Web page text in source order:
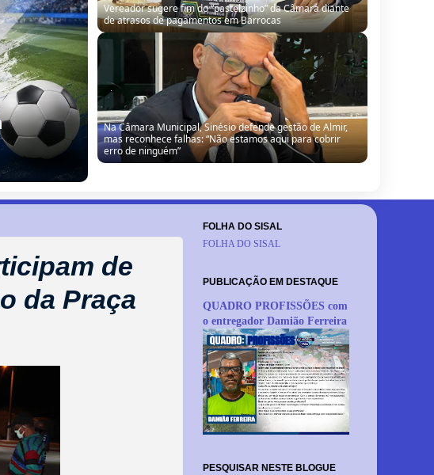
Vereador sugere fim do “pastelzinho” da Câmara diante
de atrasos de pagamentos em Barrocas
Na Câmara Municipal, Sinésio defende gestão de Almir,
mas reconhece falhas: “Não estamos aqui para cobrir
erro de ninguém”
de
da Praça
FOLHA DO SISAL
FOLHA DO SISAL
PUBLICAÇÃO EM DESTAQUE
QUADRO PROFISSÕES com
o entregador Damião Ferreira
PESQUISAR NESTE BLOGUE